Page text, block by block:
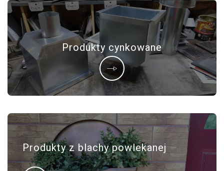
Produkty cynkowane
Produkty z blachy powlekanej